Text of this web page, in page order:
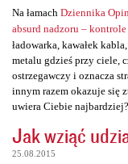
Na łamach Dziennika
absurd nadzoru –
ładowarka, kawałek
metalu gdzieś przy ciele,
ostrzegawczy i oznacza
innym razem okazuje się
uwiera Ciebie najbardziej?
Jak wziąć
25.08.2015